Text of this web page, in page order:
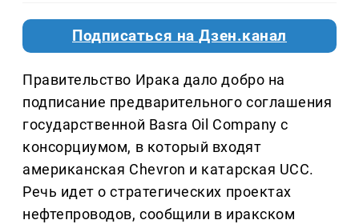
Подписаться на Дзен.канал
Правительство Ирака дало добро на
подписание предварительного соглашения
государственной Basra Oil Company с
консорциумом, в который входят
американская Chevron и катарская UCC.
Речь идет о стратегических проектах
нефтепроводов, сообщили в иракском